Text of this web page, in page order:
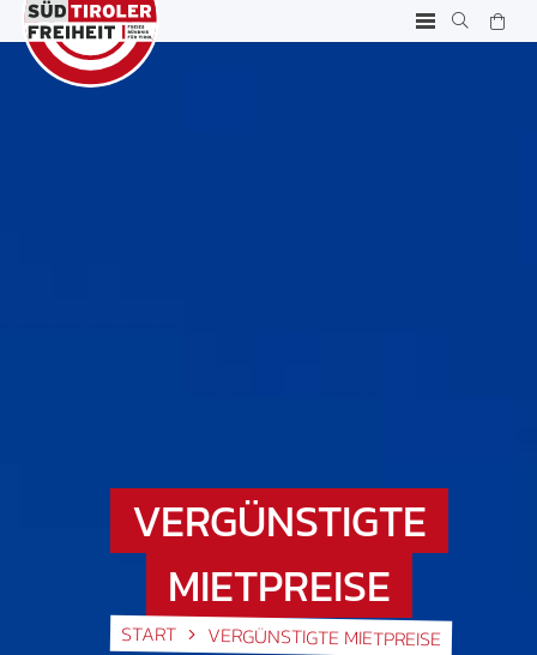
VERGÜNSTIGTE
MIETPREISE
START VERGÜNSTIGTE MIETPREISE